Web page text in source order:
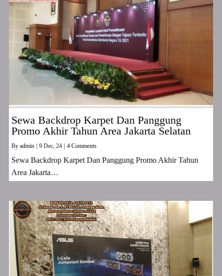
Sewa Backdrop Karpet Dan Panggung
Promo Akhir Tahun Area Jakarta Selatan
By admin 9 Dec, 24 4 Comments
Sewa Backdrop Karpet Dan Panggung Promo Akhir Tahun
Area Jakarta…